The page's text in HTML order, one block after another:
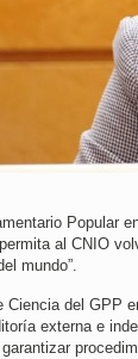
Popular
al CNIO
mundo”.
Ciencia del GPP
externa e